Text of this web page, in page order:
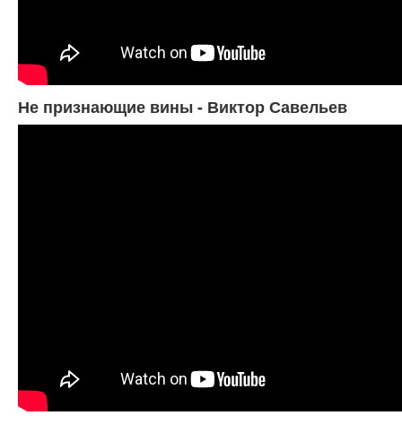
Не признающие вины - Виктор Савельев